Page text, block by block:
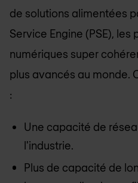
de solutions alimentées
Service Engine (PSE),
numériques super
plus avancés au monde.
:
Une capacité de
l'industrie.
Plus de capacité de